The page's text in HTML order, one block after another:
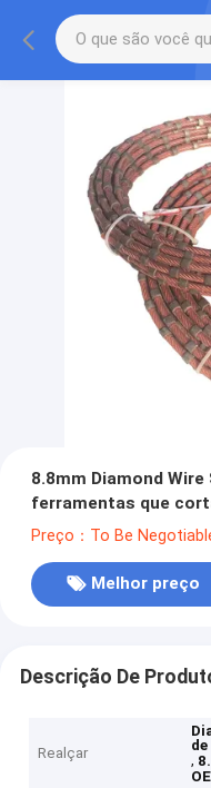
8.8mm Diamond
ferramentas que
pedra
Preço：To Be
Melhor preço
Descrição De
Realçar
,